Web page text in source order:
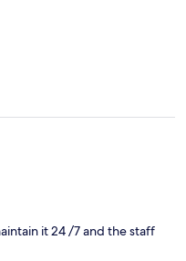
it 24 /7 and the staff